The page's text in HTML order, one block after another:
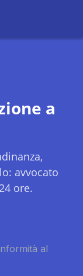
a
avvocato
ore.